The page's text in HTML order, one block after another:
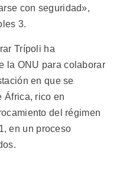
con seguridad»,
3.
Trípoli ha
la ONU para colaborar
en que se
África, rico en
del régimen
en un proceso